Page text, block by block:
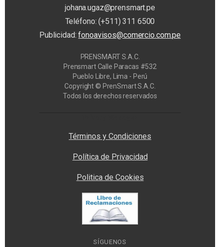
johana.ugaz@prensmart.pe
Teléfono: (+511) 311 6500
Publicidad:fonoavisos@comercio.com.pe
PRENSMART S.A.C.
Prensmart Calle Paracas #532
Pueblo Libre, Lima - Perú
Copyright © PrenSmart S.A.C.
Todos los derechos reservados
Términos y Condiciones
Política de Privacidad
Politica de Cookies
SÍGUENOS